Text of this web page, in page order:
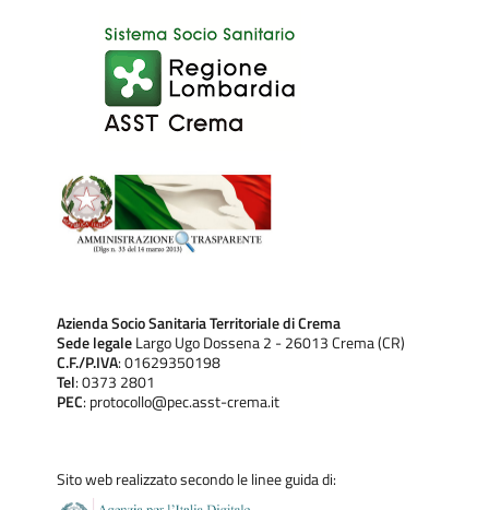
Azienda Socio Sanitaria Territoriale di Crema
Sede legaleLargo Ugo Dossena 2 - 26013 Crema (CR)
C.F./P.IVA: 01629350198
Tel: 0373 2801
PEC: protocollo@pec.asst-crema.it
Sito web realizzato secondo le linee guida di: